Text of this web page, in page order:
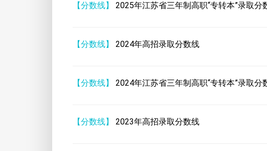
【分数线】 2025年江苏省三年制高职“专转本”录取分
【分数线】 2024年高招录取分数线
【分数线】 2024年江苏省三年制高职“专转本”录取分
【分数线】 2023年高招录取分数线